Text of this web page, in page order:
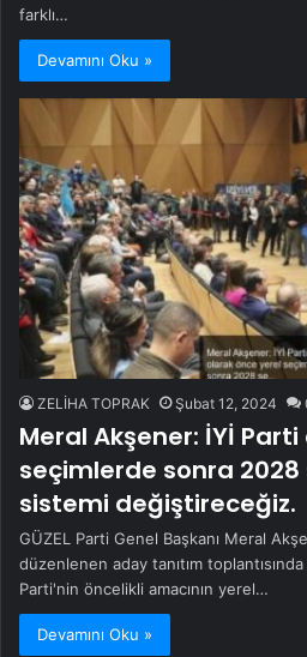
farklı…
Devamını Oku »
ZELİHA TOPRAK Şubat 12, 2024
Meral Akşener: İYİ
seçimlerde sonra
sistemi değiştireceğiz.
GÜZEL Parti Genel Başkanı Meral
düzenlenen aday tanıtım
Parti'nin öncelikli amacının yerel…
Devamını Oku »